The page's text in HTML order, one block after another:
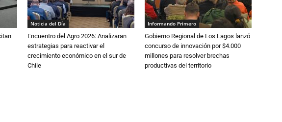
Noticia del Día
Encuentro del Agro 2026: Analizaran
estrategias para reactivar el
crecimiento económico en el sur de
Chile
Informando Primero
Gobierno Regional de Los Lagos lanzó
concurso de innovación por $4.000
millones para resolver brechas
productivas del territorio